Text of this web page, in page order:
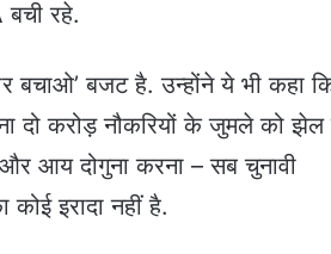
बची रहे.
बचाओ’ बजट है. उन्होंने ये भी कहा
दो करोड़ नौकरियों के जुमले को झेल
आय दोगुना करना – सब चुनावी
इरादा नहीं है.